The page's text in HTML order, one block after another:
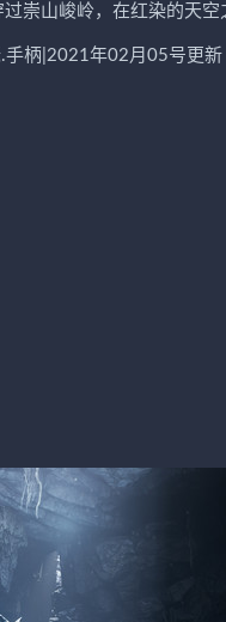
崇山峻岭，在红染的天
手柄|2021年02月05号更新